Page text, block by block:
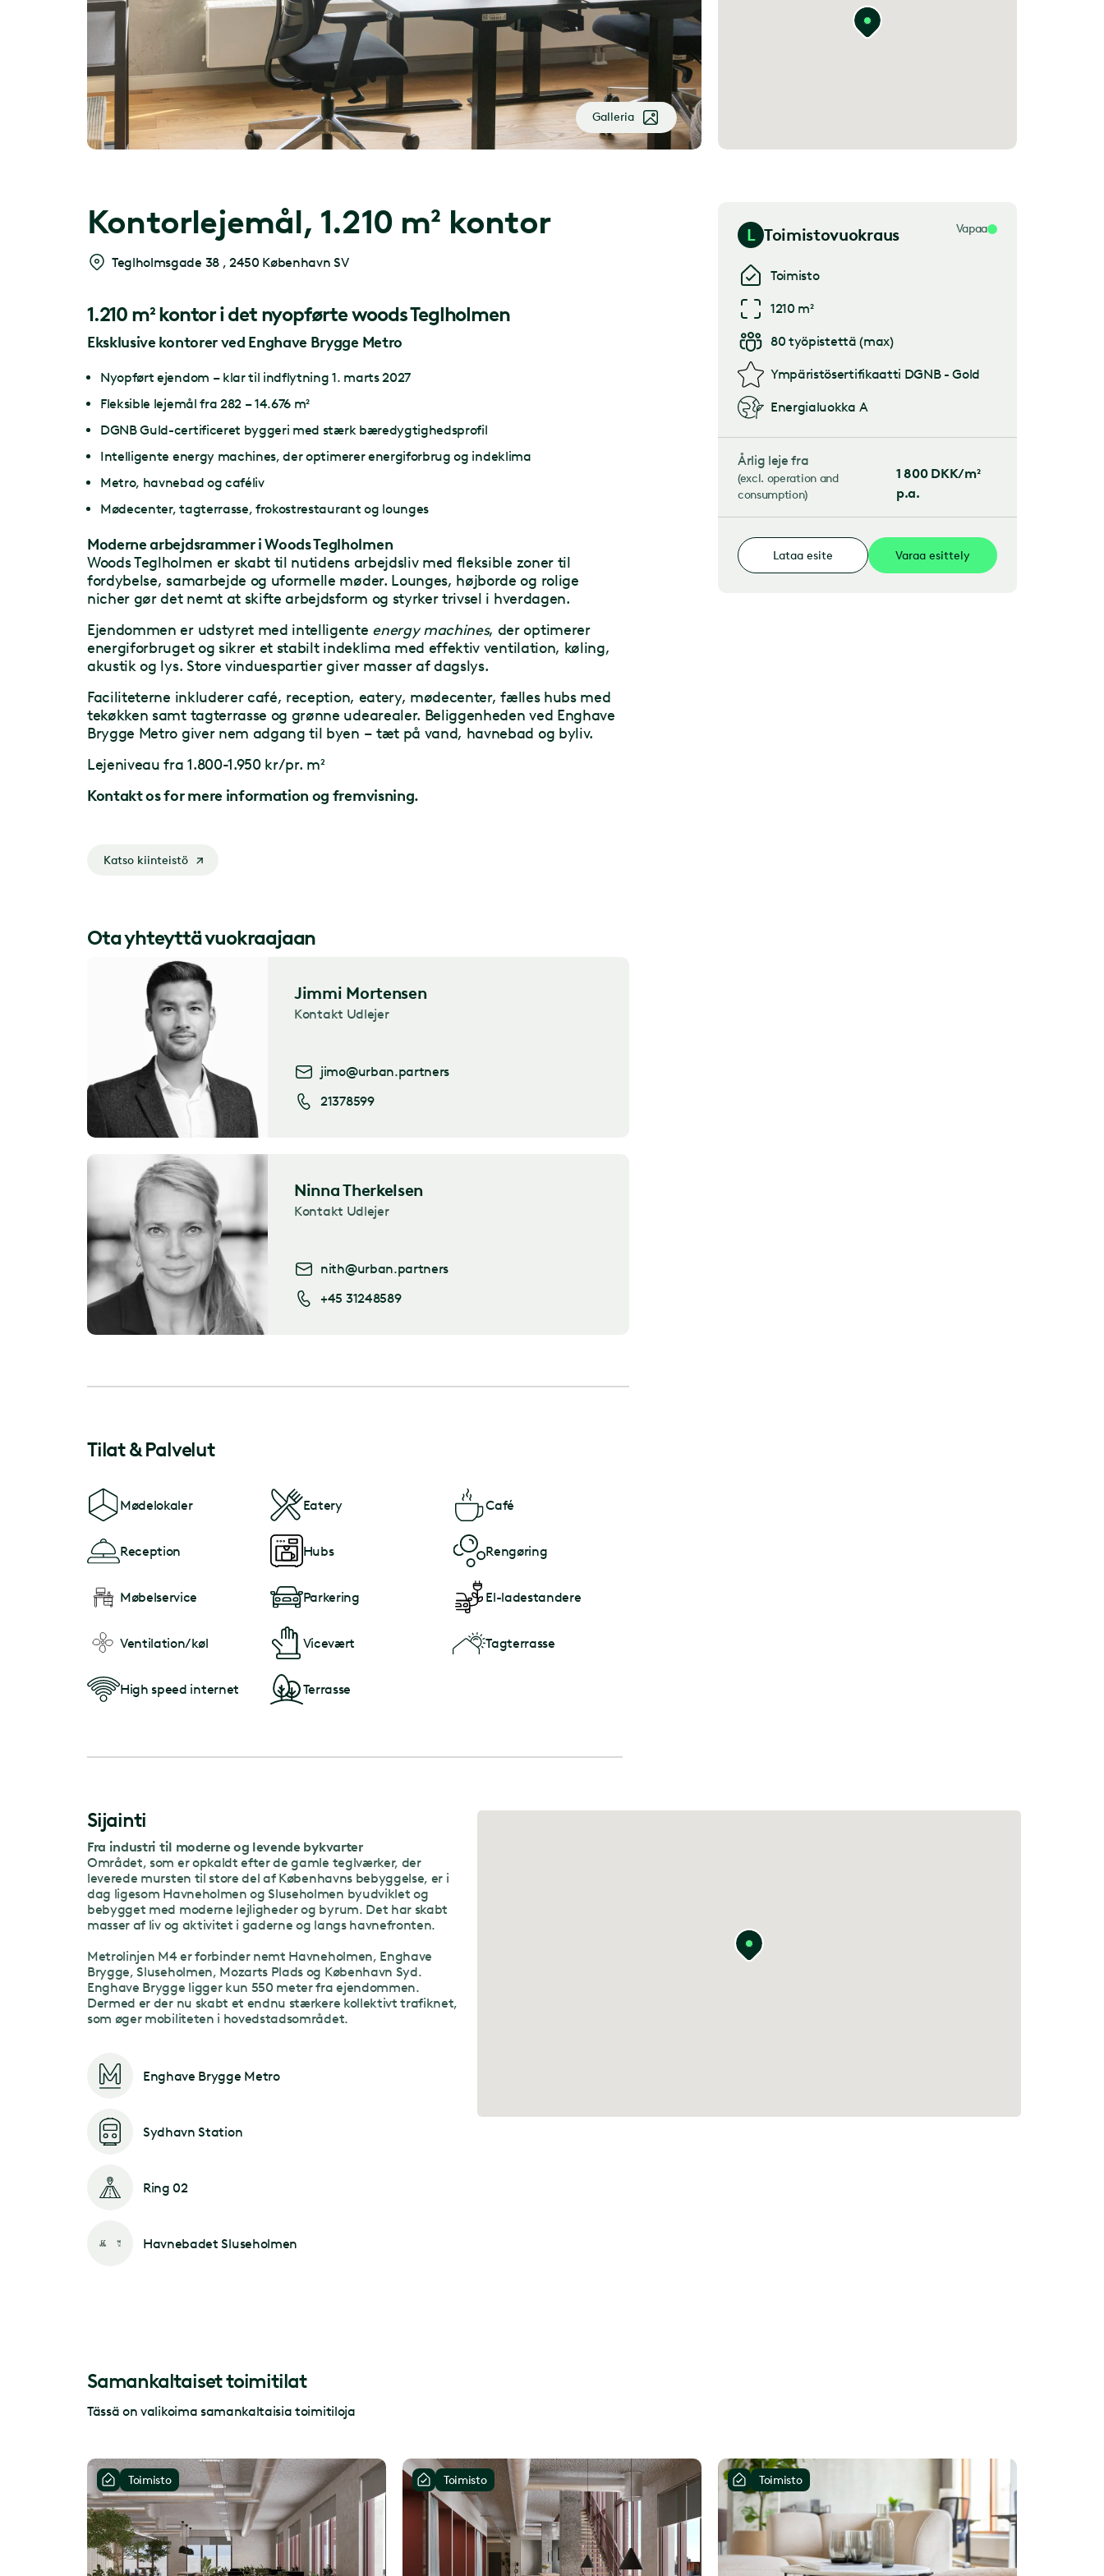
Galleria
Kontorlejemål, 1.210 m² kontor
Teglholmsgade 38 , 2450 København SV
1.210 m² kontor i det nyopførte woods Teglholmen
Eksklusive kontorer ved Enghave Brygge Metro
Nyopført ejendom – klar til indflytning 1. marts 2027
Fleksible lejemål fra 282 – 14.676 m²
DGNB Guld-certificeret byggeri med stærk bæredygtighedsprofil
Intelligente energy machines, der optimerer energiforbrug og indeklima
Metro, havnebad og caféliv
Mødecenter, tagterrasse, frokostrestaurant og lounges
Moderne arbejdsrammer i Woods Teglholmen
Woods Teglholmen er skabt til nutidens arbejdsliv med fleksible zoner til
fordybelse, samarbejde og uformelle møder. Lounges, højborde og rolige
nicher gør det nemt at skifte arbejdsform og styrker trivsel i hverdagen.
Ejendommen er udstyret med intelligente energy machines, der optimerer
energiforbruget og sikrer et stabilt indeklima med effektiv ventilation, køling,
akustik og lys. Store vinduespartier giver masser af dagslys.
Faciliteterne inkluderer café, reception, eatery, mødecenter, fælles hubs med
tekøkken samt tagterrasse og grønne udearealer. Beliggenheden ved Enghave
Brygge Metro giver nem adgang til byen – tæt på vand, havnebad og byliv.
Lejeniveau fra 1.800-1.950 kr/pr. m²
Kontakt os for mere information og fremvisning.
Katso kiinteistö
L Toimistovuokraus Vapaa
Toimisto
1210 m²
80 työpistettä (max)
Ympäristösertifikaatti DGNB - Gold
Energialuokka A
Årlig leje fra
(excl. operation and
consumption)
1 800 DKK/m²
p.a.
Lataa esite Varaa esittely
Ota yhteyttä vuokraajaan
Jimmi Mortensen
Kontakt Udlejer
jimo@urban.partners
21378599
Ninna Therkelsen
Kontakt Udlejer
nith@urban.partners
+45 31248589
Tilat & Palvelut
Mødelokaler Eatery Café
Reception Hubs Rengøring
Møbelservice Parkering El-ladestandere
Ventilation/køl Vicevært Tagterrasse
High speed internet Terrasse
Sijainti
Fra industri til moderne og levende bykvarter
Området, som er opkaldt efter de gamle teglværker, der
leverede mursten til store del af Københavns bebyggelse, er i
dag ligesom Havneholmen og Sluseholmen byudviklet og
bebygget med moderne lejligheder og byrum. Det har skabt
masser af liv og aktivitet i gaderne og langs havnefronten.
Metrolinjen M4 er forbinder nemt Havneholmen, Enghave
Brygge, Sluseholmen, Mozarts Plads og København Syd.
Enghave Brygge ligger kun 550 meter fra ejendommen.
Dermed er der nu skabt et endnu stærkere kollektivt trafiknet,
som øger mobiliteten i hovedstadsområdet.
Enghave Brygge Metro
Sydhavn Station
Ring 02
Havnebadet Sluseholmen
Samankaltaiset toimitilat
Tässä on valikoima samankaltaisia toimitiloja
Toimisto Toimisto Toimisto